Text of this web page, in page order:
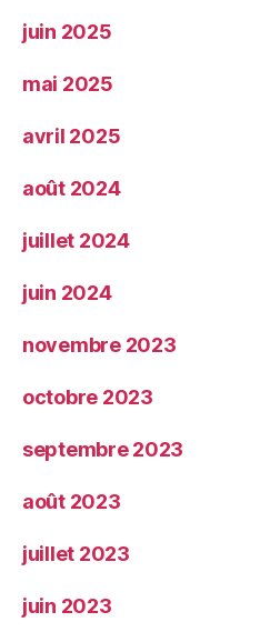
juin 2025
mai 2025
avril 2025
août 2024
juillet 2024
juin 2024
novembre 2023
octobre 2023
septembre 2023
août 2023
juillet 2023
juin 2023